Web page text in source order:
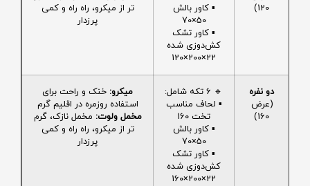
120)
▪️ کاور بالش
50×70
▪️ کاور تشک
کش‌دوزی شده
22×200×120
تر از میکرو، راه راه و کمی
پرزدار
دو نفره
(عرض
160)
🔹 6 تکه شامل:
▪️ لحاف مناسب
تخت 160
▪️ کاور بالش
50×70
▪️ کاور تشک
کش‌دوزی شده
22×200×160
میکرو: خنک و راحت برای
استفاده روزمره در اقلیم گرم
مخمل ولوت: مخمل نازک، گرم
تر از میکرو، راه راه و کمی
پرزدار